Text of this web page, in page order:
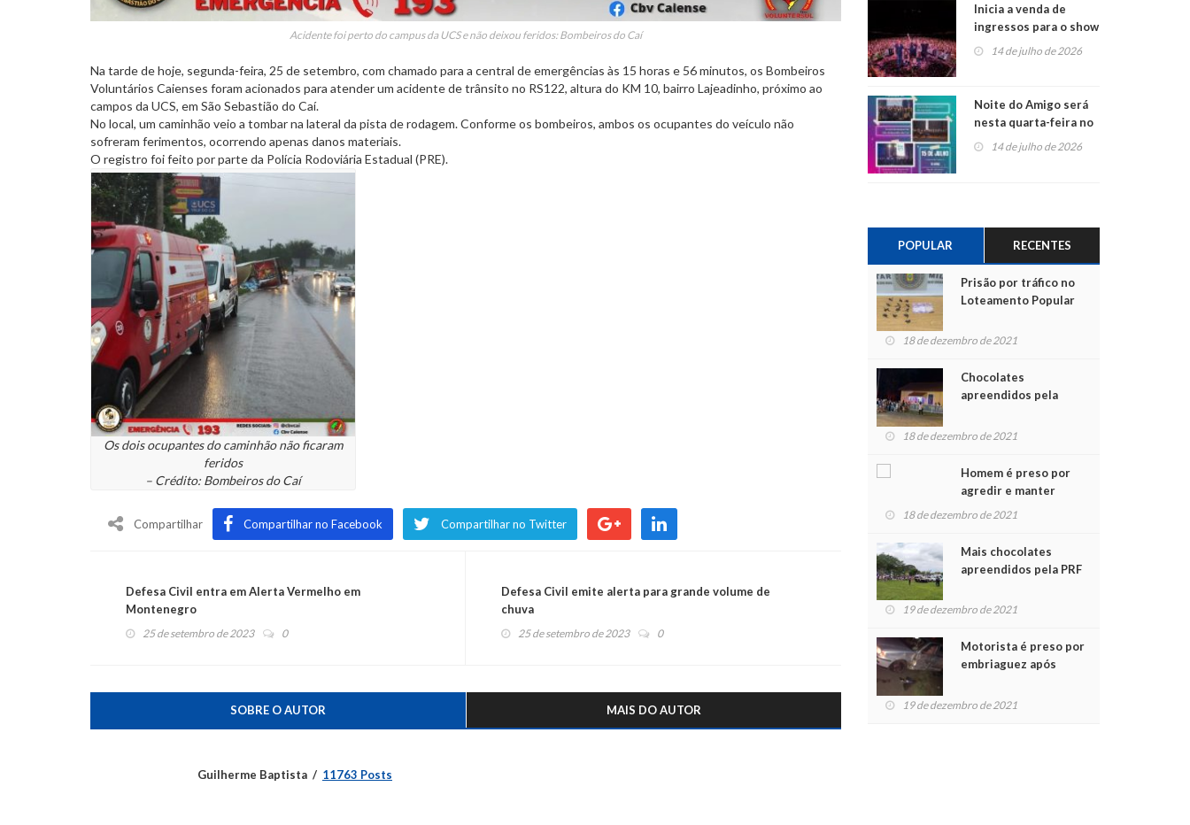
Acidente foi perto do campus da UCS e não deixou feridos: Bombeiros do Caí
Na tarde de hoje, segunda-feira, 25 de setembro, com chamado para a central de emergências às 15 horas e 56 minutos, os Bombeiros
Voluntários Caienses foram acionados para atender um acidente de trânsito no RS122, altura do KM 10, bairro Lajeadinho, próximo ao
campos da UCS, em São Sebastião do Caí.
No local, um caminhão veio a tombar na lateral da pista de rodagem. Conforme os bombeiros, ambos os ocupantes do veículo não
sofreram ferimentos, ocorrendo apenas danos materiais.
O registro foi feito por parte da Polícia Rodoviária Estadual (PRE).
Os dois ocupantes do caminhão não ficaram
feridos
– Crédito: Bombeiros do Caí
Compartilhar Compartilhar no Facebook Compartilhar no Twitter
Defesa Civil entra em Alerta Vermelho em
Montenegro
25 de setembro de 2023 0
Defesa Civil emite alerta para grande volume de
chuva
25 de setembro de 2023 0
SOBRE O AUTOR MAIS DO AUTOR
Guilherme Baptista 11763 Posts
Inicia a venda de
ingressos para o show
do Jota Quest nos 45
anos da Sicredi Ouro
14 de julho de 2026
Noite do Amigo será
nesta quarta-feira no
Centro de Cultura de
14 de julho de 2026
POPULAR RECENTES
Prisão por tráfico no
Loteamento Popular
18 de dezembro de 2021
Chocolates
apreendidos pela
para crianças na
18 de dezembro de 2021
Homem é preso por
agredir e manter
mulher em cárcere
18 de dezembro de 2021
Mais chocolates
apreendidos pela PRF
crianças no Natal
19 de dezembro de 2021
Motorista é preso por
embriaguez após
feridos
19 de dezembro de 2021